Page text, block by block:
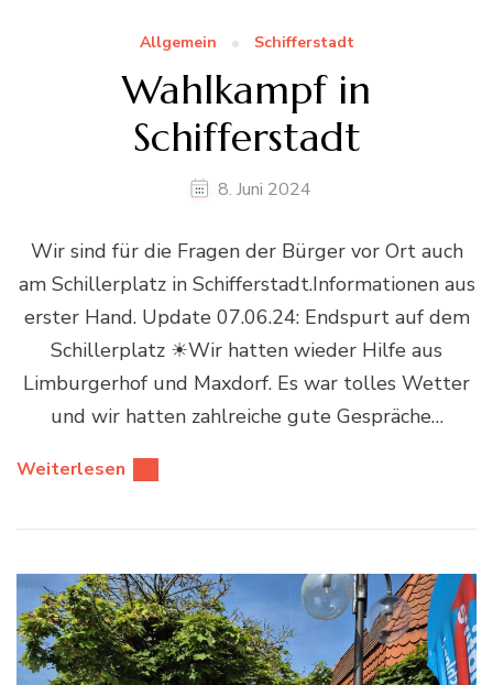
Allgemein Schifferstadt
Wahlkampf in
Schifferstadt
8. Juni 2024
Wir sind für die Fragen der Bürger vor Ort auch
am Schillerplatz in Schifferstadt.Informationen aus
erster Hand. Update 07.06.24: Endspurt auf dem
Schillerplatz ☀Wir hatten wieder Hilfe aus
Limburgerhof und Maxdorf. Es war tolles Wetter
und wir hatten zahlreiche gute Gespräche…
Weiterlesen